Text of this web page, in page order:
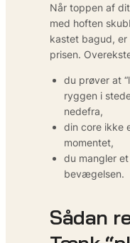
Når toppen af
med hoften
kastet bagud,
prisen.
du prøver at
ryggen i
nedefra,
din core ikke
momentet,
du mangler
bevægelsen.
Sådan